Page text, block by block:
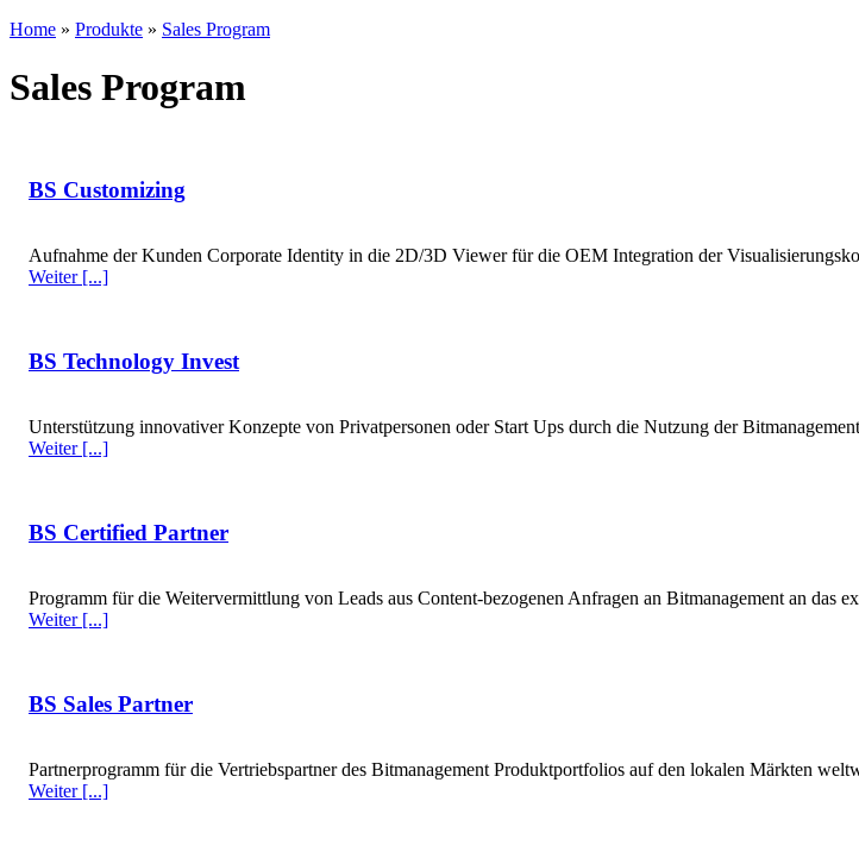
Home » Produkte » Sales Program
Sales Program
BS Customizing
Aufnahme der Kunden Corporate Identity in die 2D/3D Viewer für die OEM Integration der
Weiter [...]
BS Technology Invest
Unterstützung innovativer Konzepte von Privatpersonen oder Start Ups durch die Nutzung der
Weiter [...]
BS Certified Partner
Programm für die Weitervermittlung von Leads aus Content-bezogenen Anfragen an Bitmanagement an das
Weiter [...]
BS Sales Partner
Partnerprogramm für die Vertriebspartner des Bitmanagement Produktportfolios auf den lokalen Märkten
Weiter [...]